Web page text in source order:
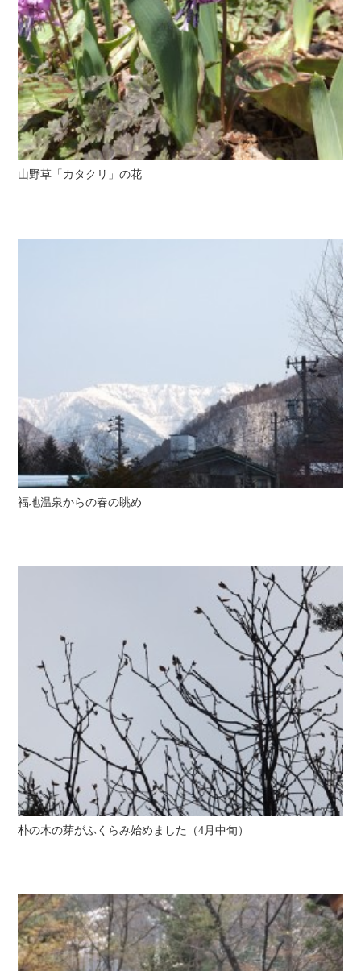
山野草「カタクリ」の花
福地温泉からの春の眺め
朴の木の芽がふくらみ始めました（4月中旬）